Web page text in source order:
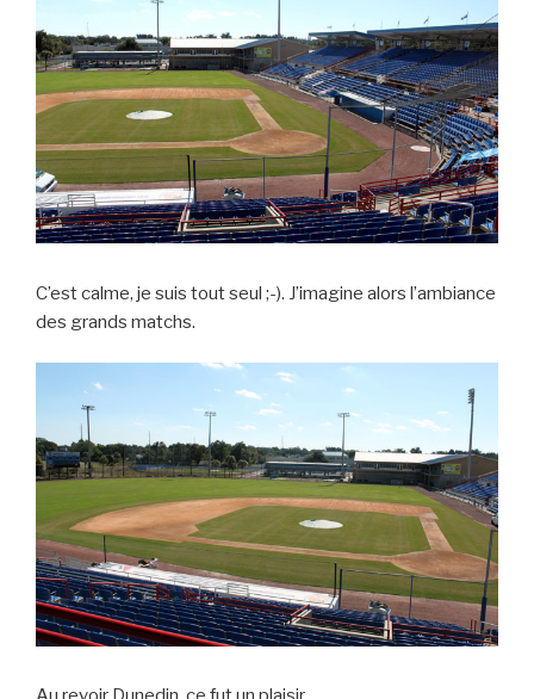
C’est calme, je suis tout seul ;-). J’imagine alors l’ambiance
des grands matchs.